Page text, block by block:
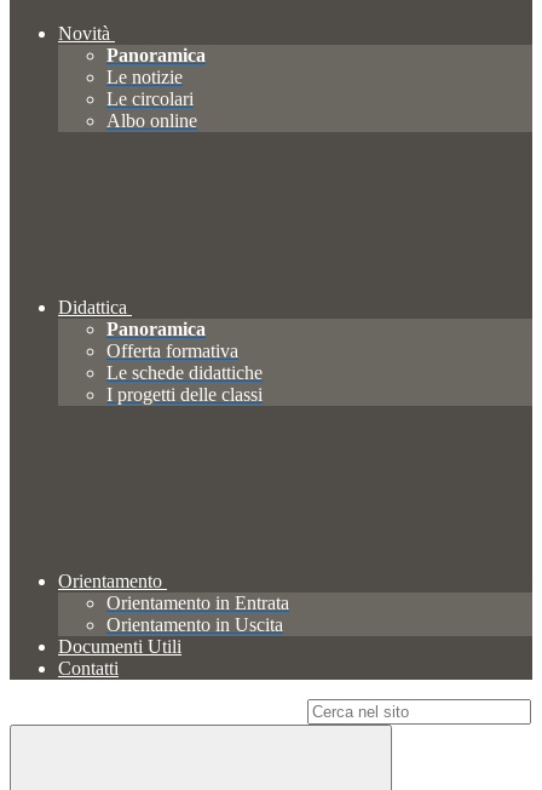
Novità
Panoramica
Le notizie
Le circolari
Albo online
Didattica
Panoramica
Offerta formativa
Le schede didattiche
I progetti delle classi
Orientamento
Orientamento in Entrata
Orientamento in Uscita
Documenti Utili
Contatti